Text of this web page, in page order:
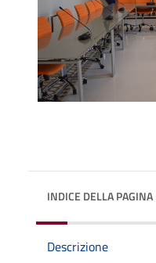
INDICE DELLA PAGINA
Descrizione